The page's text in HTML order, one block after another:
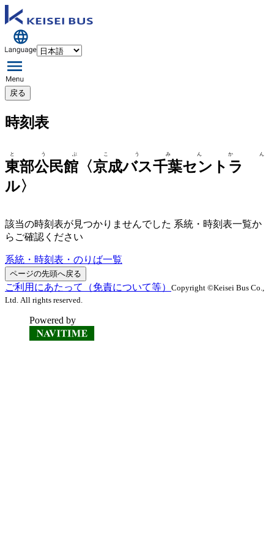
戻る
時刻表
東部公民館〈京成バス千葉セントラ
ル〉
とうぶこうみんかん
該当の時刻表が見つかりませんでした 系統・時刻表一覧か
らご確認ください
系統・時刻表・のりば一覧
ページの先頭へ戻る
ご利用にあたって（免責について等） Copyright ©Keisei Bus Co.,
Ltd. All rights reserved.
Powered by